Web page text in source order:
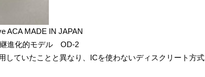
ACA MADE IN JAPAN
継進化的モデル OD-2
していたことと異なり、ICを使わないディスクリート方式